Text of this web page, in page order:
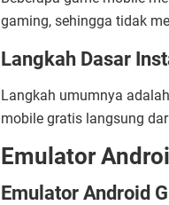
gaming, sehingga tidak
Langkah Dasar
Langkah umumnya
mobile gratis langsung
Emulator
Emulator Android